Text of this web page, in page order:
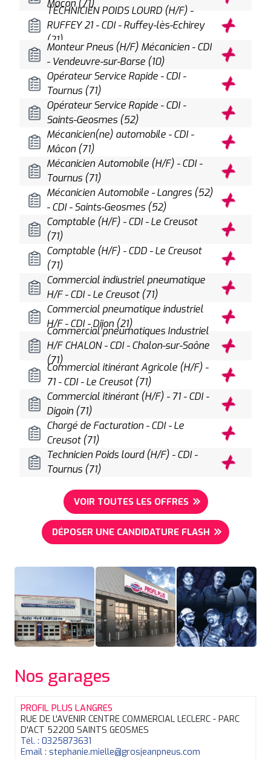
Mâcon (71)
TECHNICIEN POIDS LOURD (H/F) -
RUFFEY 21 - CDI - Ruffey-lès-Echirey
(21)
Monteur Pneus (H/F) Mécanicien - CDI
- Vendeuvre-sur-Barse (10)
Opérateur Service Rapide - CDI -
Tournus (71)
Opérateur Service Rapide - CDI -
Saints-Geosmes (52)
Mécanicien(ne) automobile - CDI -
Mâcon (71)
Mécanicien Automobile (H/F) - CDI -
Tournus (71)
Mécanicien Automobile - Langres (52)
- CDI - Saints-Geosmes (52)
Comptable (H/F) - CDI - Le Creusot
(71)
Comptable (H/F) - CDD - Le Creusot
(71)
Commercial indiustriel pneumatique
H/F - CDI - Le Creusot (71)
Commercial pneumatique industriel
H/F - CDI - Dijon (21)
Commercial pneumatiques Industriel
H/F CHALON - CDI - Chalon-sur-Saône
(71)
Commercial itinérant Agricole (H/F) -
71 - CDI - Le Creusot (71)
Commercial itinérant (H/F) - 71 - CDI -
Digoin (71)
Chargé de Facturation - CDI - Le
Creusot (71)
Technicien Poids lourd (H/F) - CDI -
Tournus (71)
VOIR TOUTES LES OFFRES
DÉPOSER UNE CANDIDATURE FLASH
Nos garages
PROFIL PLUS LANGRES
RUE DE L'AVENIR CENTRE COMMERCIAL LECLERC - PARC
D'ACT 52200 SAINTS GEOSMES
Tél. : 0325873631
Email : stephanie.mielle@grosjeanpneus.com